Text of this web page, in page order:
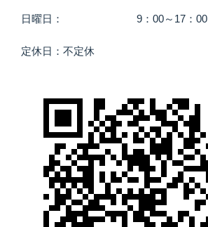
日曜日： 9：00～17：00
定休日：不定休